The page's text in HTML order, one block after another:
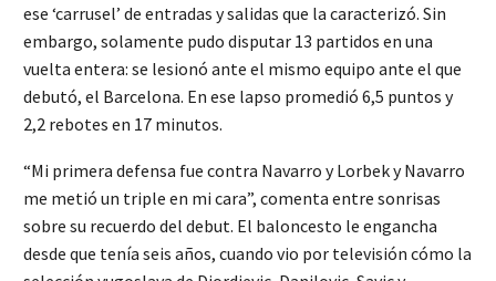
ese ‘carrusel’ de entradas y salidas que la caracterizó. Sin
embargo, solamente pudo disputar 13 partidos en una
vuelta entera: se lesionó ante el mismo equipo ante el que
debutó, el Barcelona. En ese lapso promedió 6,5 puntos y
2,2 rebotes en 17 minutos.
“Mi primera defensa fue contra Navarro y Lorbek y Navarro
me metió un triple en mi cara”, comenta entre sonrisas
sobre su recuerdo del debut. El baloncesto le engancha
desde que tenía seis años, cuando vio por televisión cómo la